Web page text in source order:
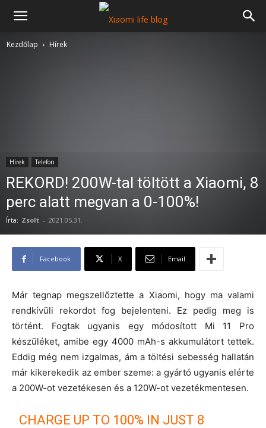
Kezdőlap Hírek
Hírek Telefon
REKORD! 200W-tal töltött a Xiaomi, 8
perc alatt megvan a 0-100%!
Írta: Zsolt - 2021.05.31.
Facebook X Email
Már tegnap megszellőztette a Xiaomi, hogy ma valami
rendkívüli rekordot fog bejelenteni. Ez pedig meg is
történt. Fogtak ugyanis egy módosított Mi 11 Pro
készüléket, amibe egy 4000 mAh-s akkumulátort tettek.
Eddig még nem izgalmas, ám a töltési sebesség hallatán
már kikerekedik az ember szeme: a gyártó ugyanis elérte
a 200W-ot vezetékesen és a 120W-ot vezetékmentesen.
CHARGE UP TO 100% IN JUST 8